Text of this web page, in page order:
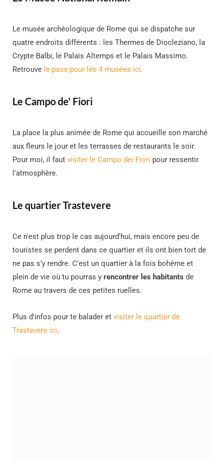
Le musée archéologique de Rome qui se dispatche sur
quatre endroits différents : les Thermes de Diocleziano, la
Crypte Balbi, le Palais Altemps et le Palais Massimo.
Retrouve le pass pour les 4 musées ici.
Le Campo de' Fiori
La place la plus animée de Rome qui accueille son marché
aux fleurs le jour et les terrasses de restaurants le soir.
Pour moi, il faut visiter le Campo dei Fiori pour ressentir
l'atmosphère.
Le quartier Trastevere
Ce n'est plus trop le cas aujourd'hui, mais encore peu de
touristes se perdent dans ce quartier et ils ont bien tort de
ne pas s’y rendre. C’est un quartier à la fois bohème et
plein de vie où tu pourras y rencontrer les habitants de
Rome au travers de ces petites ruelles.
Plus d'infos pour te balader et visiter le quartier de
Trastevere ici.